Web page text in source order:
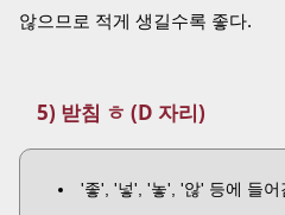
않으므로 적게 생길수록 좋다.
5) 받침 ㅎ (D 자리)
'좋', '넣', '놓', '않' 등에 들어